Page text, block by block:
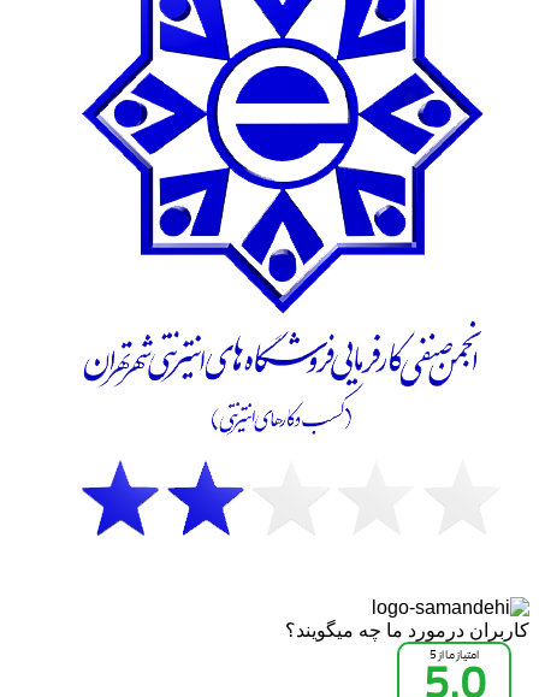
کاربران درمورد ما چه میگویند؟